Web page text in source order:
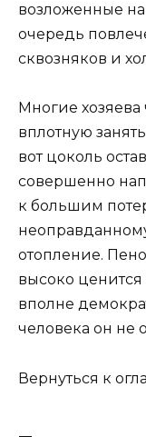
возложенные
очередь
сквозняков и
Многие хозяева
вплотную
вот цоколь
совершенно
к большим
отопление.
высоко
вполне
человека он не
Вернуться к